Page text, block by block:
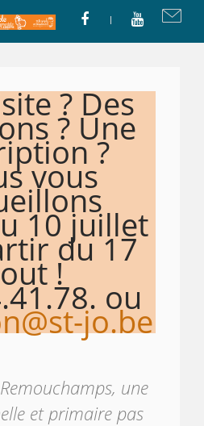
? Des
? Une
?
vous
10 juillet
du 17
!
ou
jo.be
une
et primaire pas